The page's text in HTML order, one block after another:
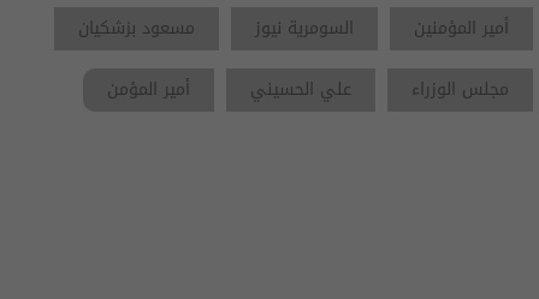
أمير المؤمنين السومرية نيوز
مسعود بزشكيان
مجلس الوزراء
علي الحسيني أمير المؤمن